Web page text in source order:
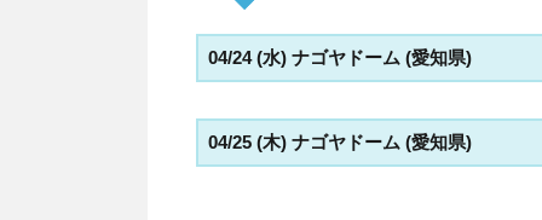
04/24 (水) ナゴヤドーム (愛知県)
04/25 (木) ナゴヤドーム (愛知県)